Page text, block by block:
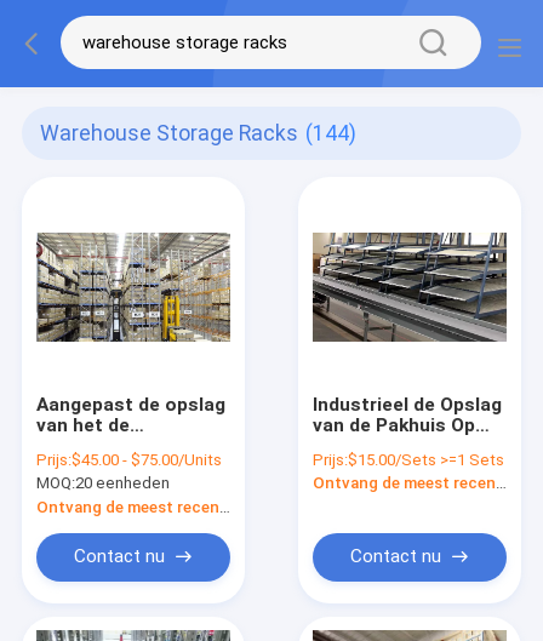
Warehouse Storage Racks (144)
Aangepast de opslag
van het de
de staalpallet het
rekken systeem
Prijs:$45.00 - $75.00/Units
MOQ:20 eenheden
Contact nu
Industrieel de Opslag
van de Pakhuis Op
Pallet het Rekken
Systeem
Prijs:$15.00/Sets >=1 Sets
Ontvang de meest recente Prijs
Contact nu